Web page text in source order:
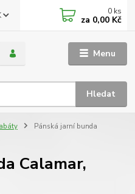
Menu
Hledat
0 ks
za 0,00 Kč
Pánská jarní bunda
Calamar,